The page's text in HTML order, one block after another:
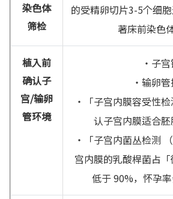
染色体
筛检
的受精卵切片3-5个细
著床前染色
植入前
确认子
宫/输卵
管环境
・子
・输卵
・「子宫内膜容受性
认子宫内膜适合
・「子宫内菌丛检测
宫内膜的乳酸桿菌占
低于 90%，怀孕率